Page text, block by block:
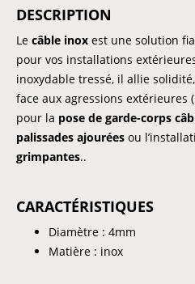
DESCRIPTION
Le câble inox est une solution
pour vos installations
inoxydable tressé, il allie
face aux agressions extérieures
pour la pose de garde-corps
palissades ajourées ou
grimpantes..
CARACTÉRISTIQUES
Diamètre : 4mm
Matière : inox